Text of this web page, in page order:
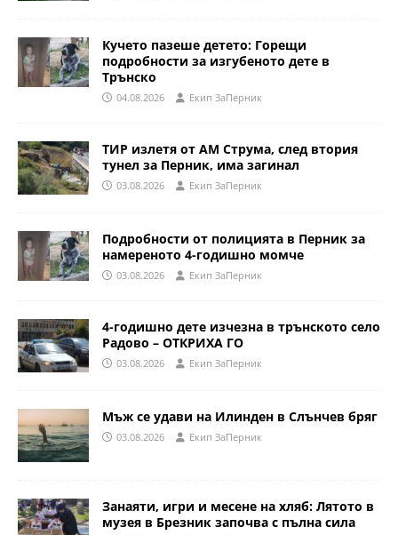
Кучето пазеше детето: Горещи
подробности за изгубеното дете в
Трънско
04.08.2026 Eкип ЗаПерник
ТИР излетя от АМ Струма, след втория
тунел за Перник, има загинал
03.08.2026 Eкип ЗаПерник
Подробности от полицията в Перник за
намереното 4-годишно момче
03.08.2026 Eкип ЗаПерник
4-годишно дете изчезна в трънското село
Радово – ОТКРИХА ГО
03.08.2026 Eкип ЗаПерник
Мъж се удави на Илинден в Слънчев бряг
03.08.2026 Eкип ЗаПерник
Занаяти, игри и месене на хляб: Лятото в
музея в Брезник започва с пълна сила